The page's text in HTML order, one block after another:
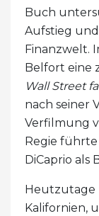
Buch
Aufstieg
Finanzwelt.
Belfort eine
Wall Street
nach seiner
Verfilmung
Regie führte
DiCaprio als
Heutzutage
Kalifornien,